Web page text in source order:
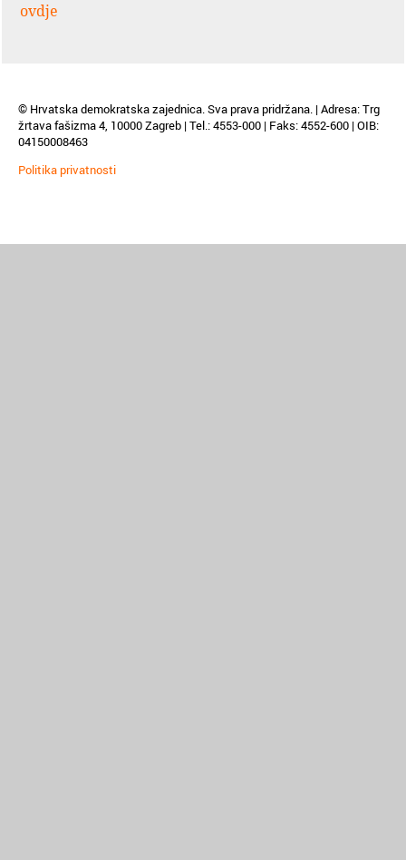
ovdje
© Hrvatska demokratska zajednica. Sva prava pridržana. | Adresa: Trg
žrtava fašizma 4, 10000 Zagreb | Tel.: 4553-000 | Faks: 4552-600 | OIB:
04150008463
Politika privatnosti